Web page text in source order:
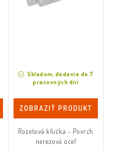
Skladom, dodanie do 7
pracovných dní
ZOBRAZIŤ PRODUKT
Rozetová kľučka - Povrch
nerezová oceľ